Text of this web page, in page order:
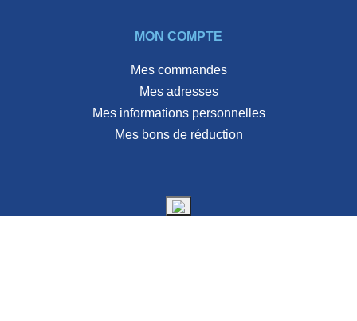
MON COMPTE
Mes commandes
Mes adresses
Mes informations personnelles
Mes bons de réduction